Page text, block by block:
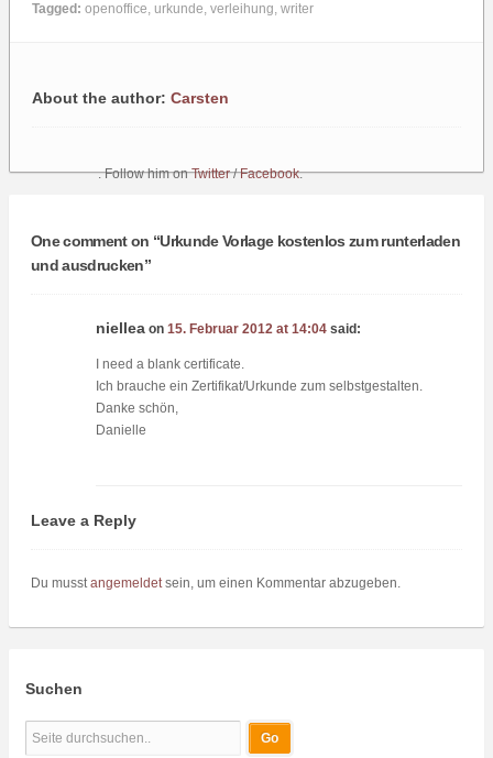
Tagged: openoffice, urkunde, verleihung, writer
About the author: Carsten
. Follow him onTwitter/Facebook.
One comment on “Urkunde Vorlage kostenlos zum runterladen
und ausdrucken”
nielleaon 15. Februar 2012 at 14:04 said:
I need a blank certificate.
Ich brauche ein Zertifikat/Urkunde zum selbstgestalten.
Danke schön,
Danielle
Leave a Reply
Du musstangemeldetsein, um einen Kommentar abzugeben.
Suchen